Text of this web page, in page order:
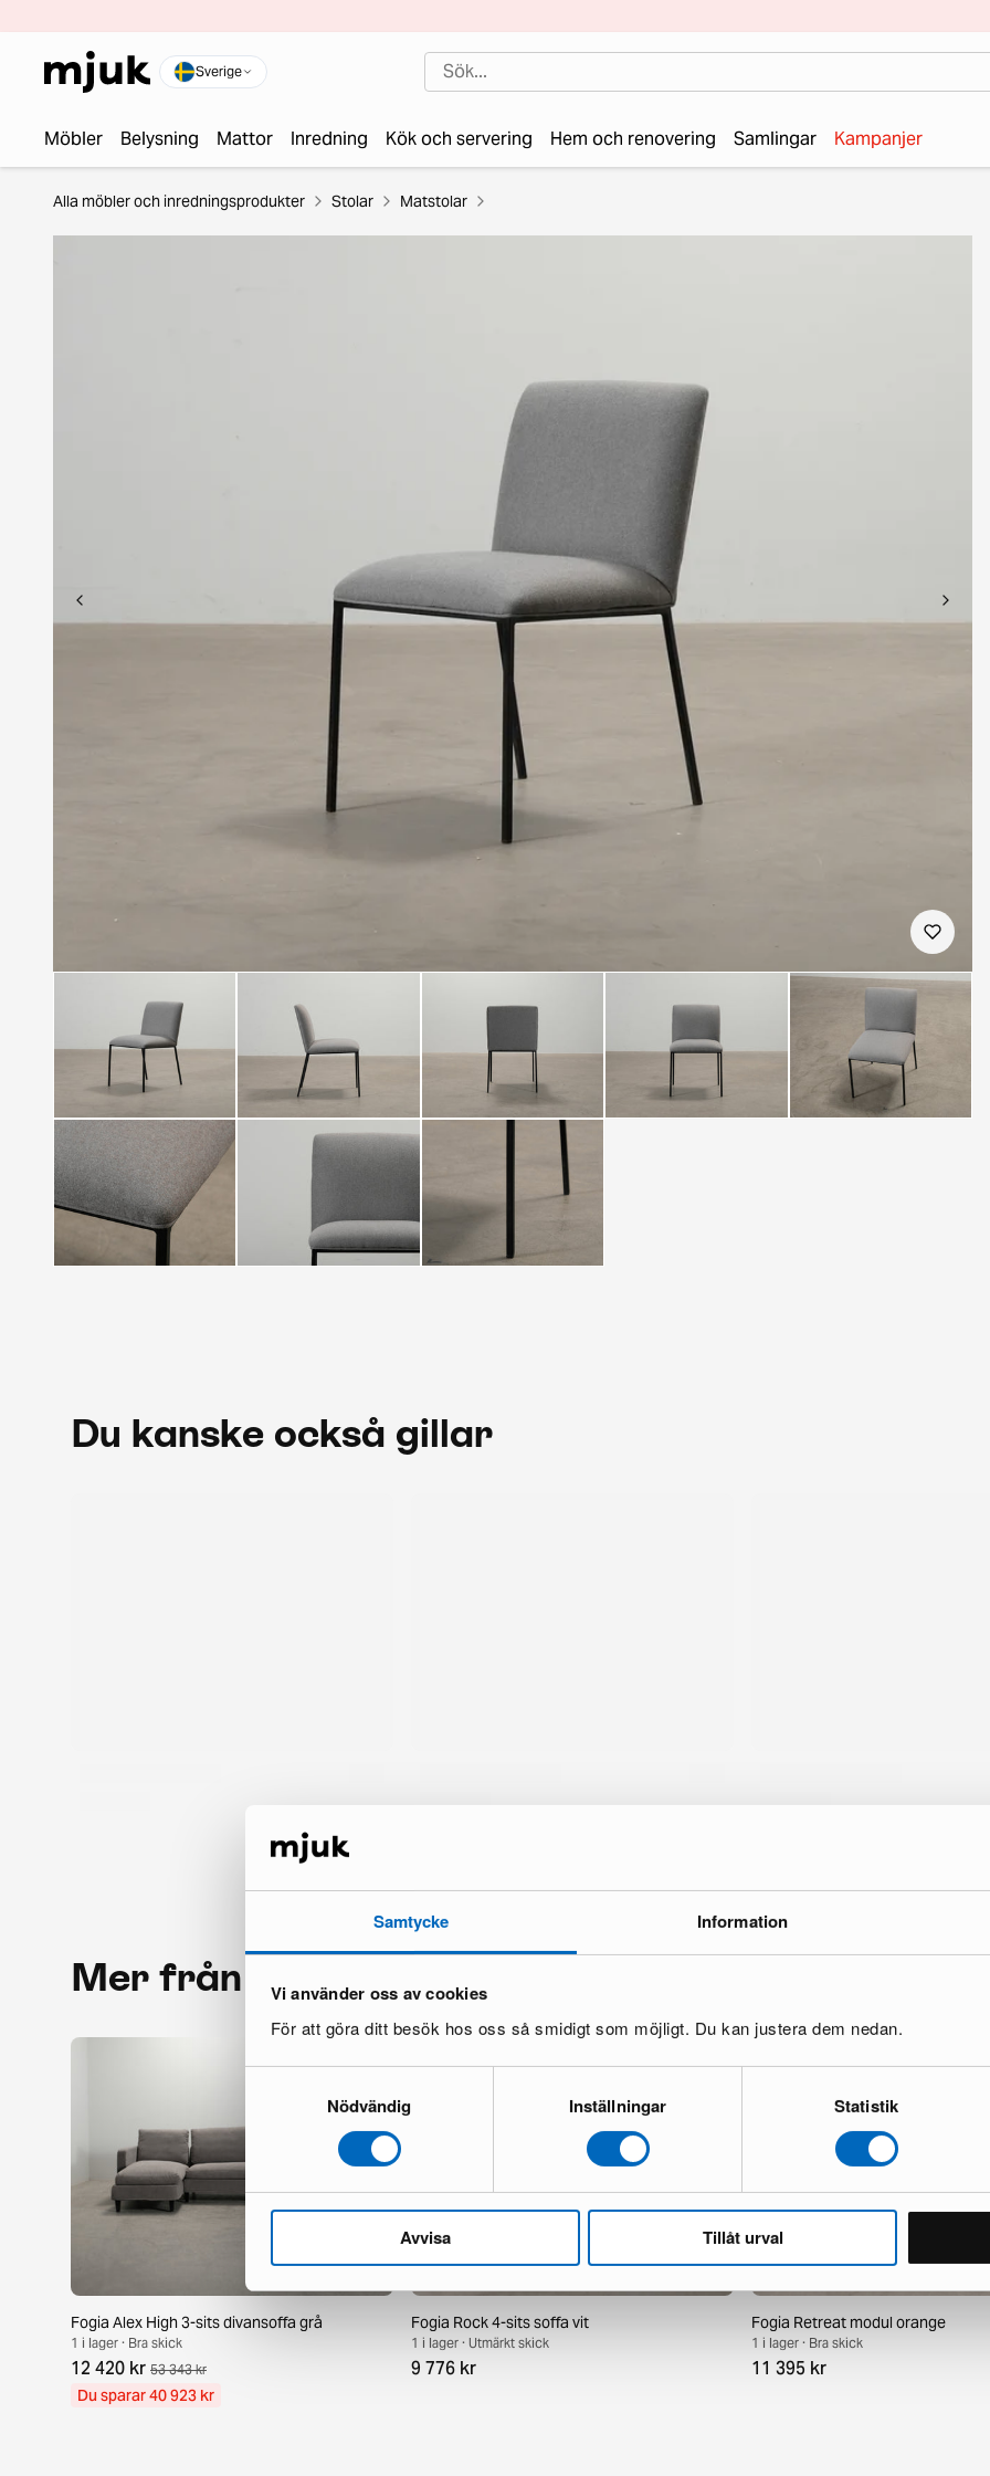
Samtycke Information
Vi använder oss av cookies
För att göra ditt besök hos oss så smidigt som möjligt. Du kan justera dem nedan.
Nödvändig Inställningar Statistik
Avvisa Tillåt urval
Sverige
Möbler Belysning Mattor Inredning Kök och servering Hem och renovering Samlingar Kampanjer
Alla möbler och inredningsprodukter Stolar Matstolar
Du kanske också gillar
Mer från samma märke
Fogia Alex High 3-sits divansoffa grå
1 i lager · Bra skick
12 420 kr 53 343 kr
Du sparar 40 923 kr
Fogia Rock 4-sits soffa vit
1 i lager · Utmärkt skick
9 776 kr
Fogia Retreat modul orange
1 i lager · Bra skick
11 395 kr